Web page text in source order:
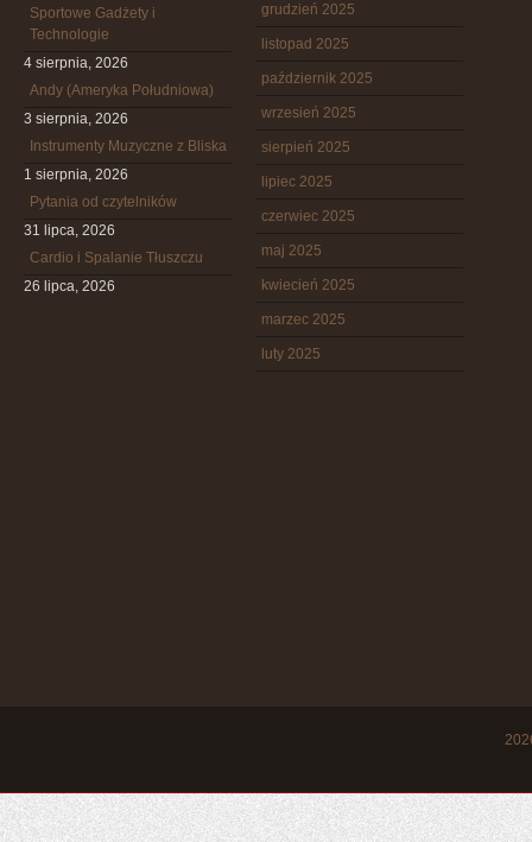
Sportowe Gadżety i
Technologie
4 sierpnia, 2026
Andy (Ameryka Południowa)
3 sierpnia, 2026
Instrumenty Muzyczne z Bliska
1 sierpnia, 2026
Pytania od czytelników
31 lipca, 2026
Cardio i Spalanie Tłuszczu
26 lipca, 2026
grudzień 2025
listopad 2025
październik 2025
wrzesień 2025
sierpień 2025
lipiec 2025
czerwiec 2025
maj 2025
kwiecień 2025
marzec 2025
luty 2025